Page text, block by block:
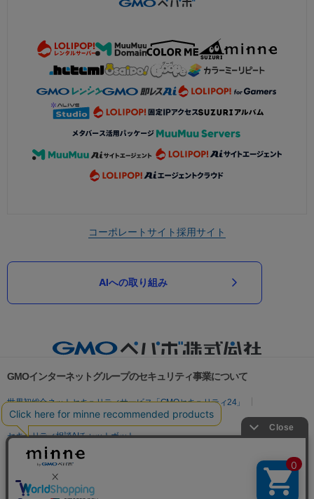
コーポレートサイト採用サイト
AIへの取り組み
GMOインターネットグループのセキュリティ事業について
世界初総合ネットセキュリティサービス「GMOセキュリティ24」
パスワード漏洩診断
Webサイトリスク診断
セキュリティ相談AIチャットボット
実在証明・盗聴対策
サイバー攻撃対策（GMO Flatt Security）